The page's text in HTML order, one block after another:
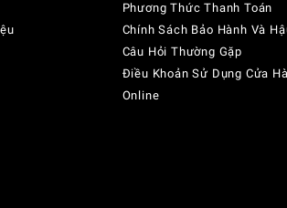
Phương Thức Thanh Toán
Chính Sách Bảo Hành Và
Câu Hỏi Thường Gặp
Điều Khoản Sử Dụng Cửa
Online